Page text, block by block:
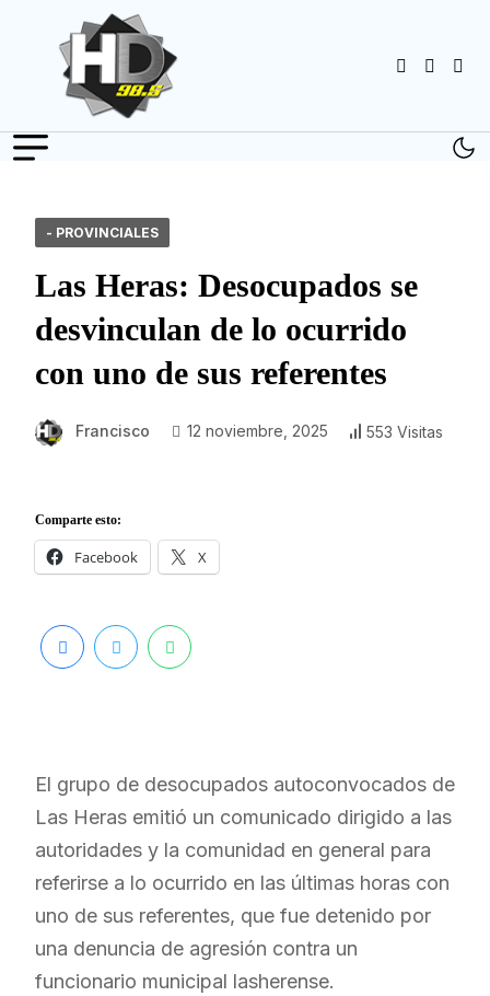
- PROVINCIALES
Las Heras: Desocupados se
desvinculan de lo ocurrido
con uno de sus referentes
Francisco 12 noviembre, 2025 553 Visitas
Comparte esto:
Facebook X
El grupo de desocupados autoconvocados de
Las Heras emitió un comunicado dirigido a las
autoridades y la comunidad en general para
referirse a lo ocurrido en las últimas horas con
uno de sus referentes, que fue detenido por
una denuncia de agresión contra un
funcionario municipal lasherense.